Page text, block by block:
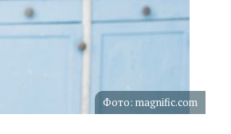
Фото: magnific.com